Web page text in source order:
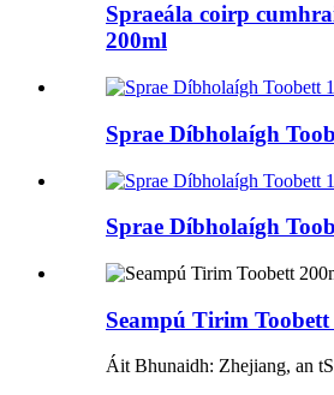
Spraeála coirp
200ml
Sprae Díbholaígh
Sprae Díbholaígh
Seampú Tirim Toobett
Áit Bhunaidh: Zhejiang, an